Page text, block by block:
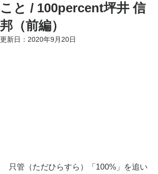
こと / 100percent坪井 信
邦（前編）
更新日： 2020年9月20日
只管（ただひらすら）「100%」を追い